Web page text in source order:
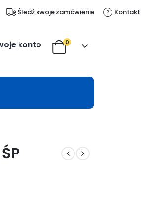
Śledź swoje zamówienie Kontakt
konto 0